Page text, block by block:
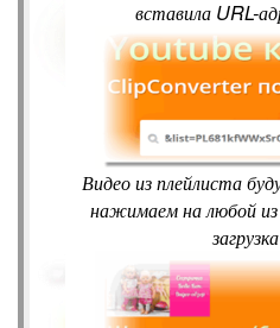
вставила URL-
Видео из плейлиста
нажимаем на любой